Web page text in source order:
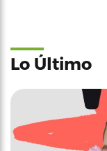
Lo Último